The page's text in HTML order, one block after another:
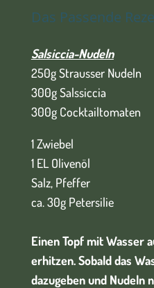
Das Passende
Salsiccia-Nudeln
250g Strausser Nudeln
300g Salssiccia
300g Cocktailtomaten
1 Zwiebel
1 EL Olivenöl
Salz, Pfeffer
ca. 30g Petersilie
Einen Topf mit Wasser
erhitzen. Sobald das
dazugeben und Nudeln